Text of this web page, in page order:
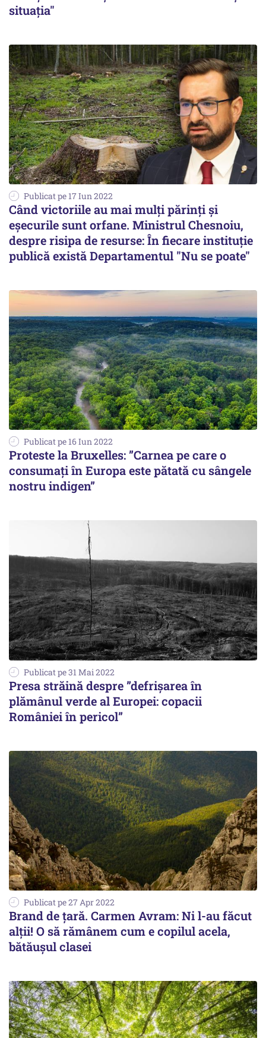
situația"
Publicat pe 17 Iun 2022
Când victoriile au mai mulţi părinţi şi
eşecurile sunt orfane. Ministrul Chesnoiu,
despre risipa de resurse: În fiecare instituţie
publică există Departamentul "Nu se poate"
Publicat pe 16 Iun 2022
Proteste la Bruxelles: ”Carnea pe care o
consumați în Europa este pătată cu sângele
nostru indigen”
Publicat pe 31 Mai 2022
Presa străină despre ”defrișarea în
plămânul verde al Europei: copacii
României în pericol”
Publicat pe 27 Apr 2022
Brand de țară. Carmen Avram: Ni l-au făcut
alții! O să rămânem cum e copilul acela,
bătăușul clasei